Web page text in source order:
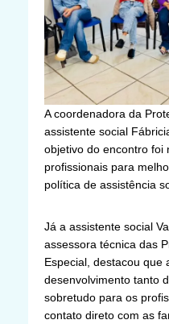
A coordenadora da
assistente social
objetivo do encontro foi
profissionais para
política de assistência
Já a assistente social
assessora técnica das
Especial, destacou que
desenvolvimento tanto
sobretudo para os
contato direto com as